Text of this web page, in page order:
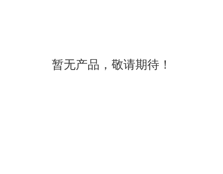
暂无产品，敬请期待！